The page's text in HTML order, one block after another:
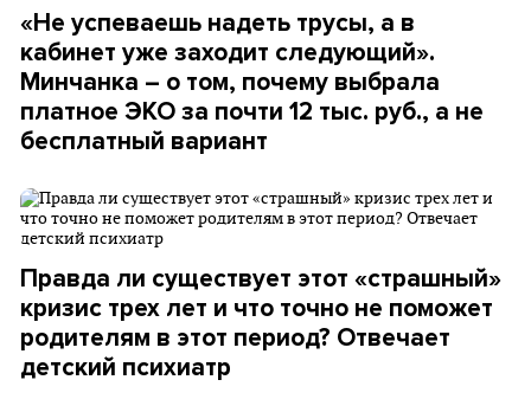
«Не успеваешь надеть трусы, а в
кабинет уже заходит следующий».
Минчанка – о том, почему выбрала
платное ЭКО за почти 12 тыс. руб., а не
бесплатный вариант
Правда ли существует этот «страшный»
кризис трех лет и что точно не поможет
родителям в этот период? Отвечает
детский психиатр